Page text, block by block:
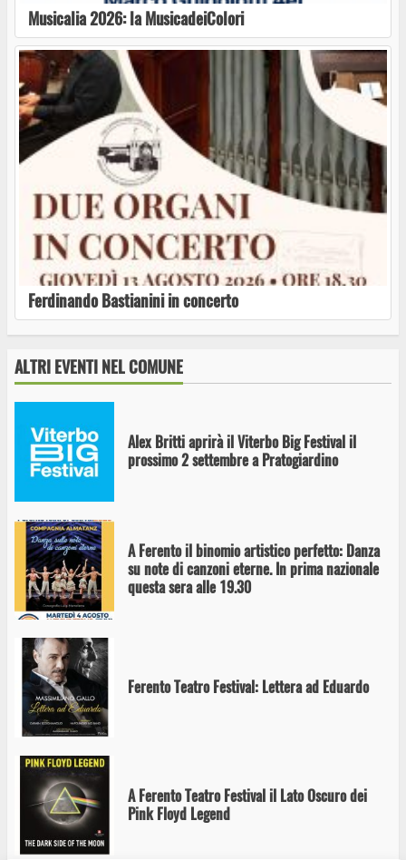
Musicalia 2026: la MusicadeiColori
Ferdinando Bastianini in concerto
ALTRI EVENTI NEL COMUNE
Tutti i sogni di Massimo Ranieri al Ferento
Teatro Festival
Musicalia 2026: la MusicadeiColori
Ferdinando Bastianini in concerto
Alex Britti aprirà il Viterbo Big Festival il
prossimo 2 settembre a Pratogiardino
A Ferento il binomio artistico perfetto: Danza
su note di canzoni eterne. In prima nazionale
questa sera alle 19.30
Ferento Teatro Festival: Lettera ad Eduardo
A Ferento Teatro Festival il Lato Oscuro dei
Pink Floyd Legend